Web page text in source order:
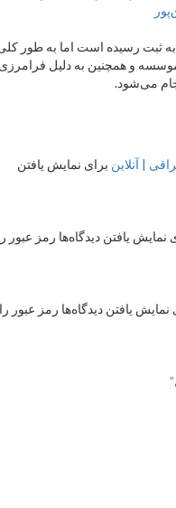
رسیده است اما به طور کلی
و همچنین به دلیل فرامرزی
می‌شود.
| آنلاینبرای نمایش یافتن
یافتن دیدگاه‌ها رمز عبور را
یافتن دیدگاه‌ها رمز عبور را